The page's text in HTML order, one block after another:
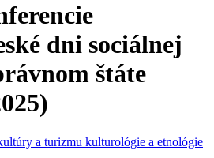
dni sociálnej
štáte
a turizmu kulturológie a etnológie